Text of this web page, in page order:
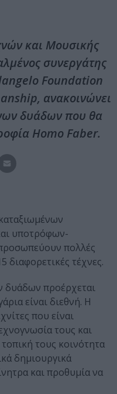
και Μουσικής
συνεργάτης
Foundation
ανακοινώνει
δυάδων που θα
Homo Faber.
υποτρόφων-
πολλές
διαφορετικές τέχνες.
δυάδων προέρχεται
είναι διεθνή. Η
που είναι
τους και
τους κοινότητα
δημιουργικά
και προθυμία να